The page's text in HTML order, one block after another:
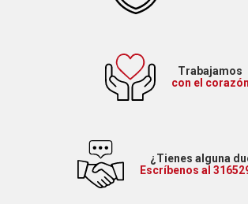
Trabajamos
con el corazón
¿Tienes alguna
Escríbenos al